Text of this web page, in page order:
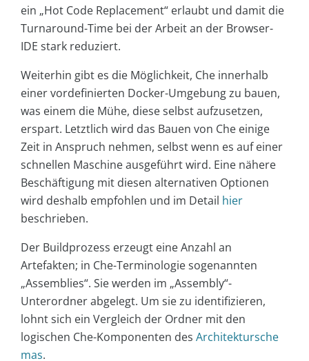
ein „Hot Code Replacement“ erlaubt und damit die
Turnaround-Time bei der Arbeit an der Browser-
IDE stark reduziert.
Weiterhin gibt es die Möglichkeit, Che innerhalb
einer vordefinierten Docker-Umgebung zu bauen,
was einem die Mühe, diese selbst aufzusetzen,
erspart. Letztlich wird das Bauen von Che einige
Zeit in Anspruch nehmen, selbst wenn es auf einer
schnellen Maschine ausgeführt wird. Eine nähere
Beschäftigung mit diesen alternativen Optionen
wird deshalb empfohlen und im Detail hier
beschrieben.
Der Buildprozess erzeugt eine Anzahl an
Artefakten; in Che-Terminologie sogenannten
„Assemblies“. Sie werden im „Assembly“-
Unterordner abgelegt. Um sie zu identifizieren,
lohnt sich ein Vergleich der Ordner mit den
logischen Che-Komponenten des Architektursche
mas.